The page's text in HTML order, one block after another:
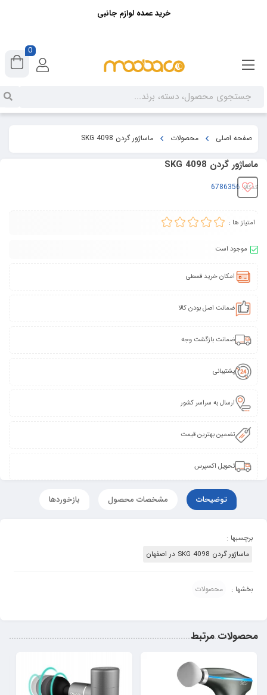
صفحه اصلی محصولات ماساژور گردن SKG 4098
ماساژور گردن SKG 4098
کدکالا:
امتیاز ها :
موجود است
امکان خرید قسطی
ضمانت اصل بودن کالا
ضمانت بازگشت وجه
پشتیبانی
ارسال به سراسر کشور
تضمین بهترین قیمت
تحویل اکسپرس
توضیحات مشخصات محصول بازخوردها
برچسبها :
ماساژور گردن SKG 4098 در اصفهان
بخشها : محصولات
محصولات مرتبط
17%
خرید عمده لوازم جانبی
0